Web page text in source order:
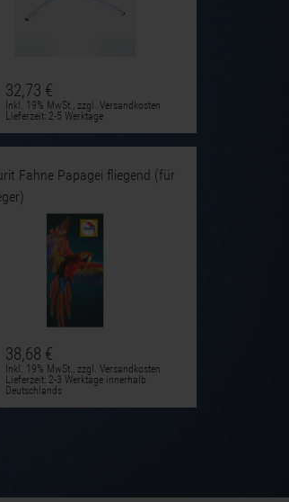
32,73 €
Inkl. 19% MwSt., zzgl. Versandkosten
Lieferzeit: 2-5 Werktage
Fahne Papagei fliegend (für
38,68 €
Inkl. 19% MwSt., zzgl. Versandkosten
Lieferzeit: 2-3 Werktage innerhalb
Deutschlands